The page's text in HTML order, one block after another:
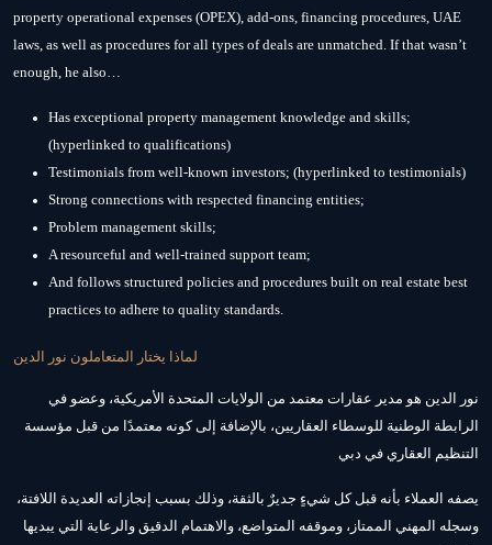
property operational expenses (OPEX), add-ons, financing procedures, UAE
laws, as well as procedures for all types of deals are unmatched. If that wasn’t
enough, he also…
Has exceptional property management knowledge and skills;
(hyperlinked to qualifications)
Testimonials from well-known investors; (hyperlinked to testimonials)
Strong connections with respected financing entities;
Problem management skills;
A resourceful and well-trained support team;
And follows structured policies and procedures built on real estate best
practices to adhere to quality standards.
لماذا يختار المتعاملون نور الدين
نور الدين هو مدير عقارات معتمد من الولايات المتحدة الأمريكية، وعضو في
الرابطة الوطنية للوسطاء العقاريين، بالإضافة إلى كونه معتمدًا من قبل مؤسسة
التنظيم العقاري في دبي
يصفه العملاء بأنه قبل كل شيءٍ جديرٌ بالثقة، وذلك بسبب إنجازاته العديدة اللافتة،
وسجله المهني الممتاز، وموقفه المتواضع، والاهتمام الدقيق والرعاية التي يبديها